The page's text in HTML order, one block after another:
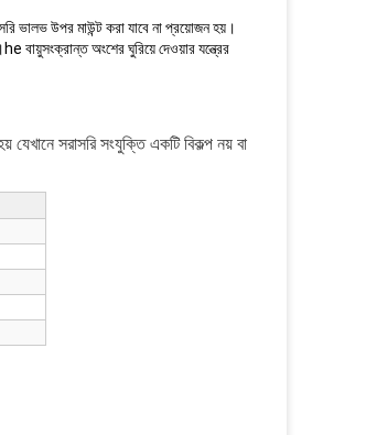
উপর মাউন্ট করা যাবে না প্রয়োজন হয়।
he বায়ুসংক্রান্ত অংশের ঘুরিয়ে দেওয়ার যন্ত্রের
সরাসরি সংযুক্তি একটি বিকল্প নয় বা